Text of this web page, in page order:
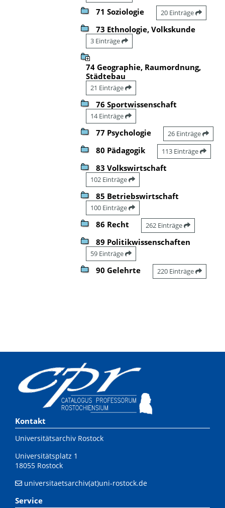
71 Soziologie 20 Einträge
73 Ethnologie, Volkskunde
3 Einträge
74 Geographie, Raumordnung,
Städtebau
21 Einträge
76 Sportwissenschaft
14 Einträge
77 Psychologie 26 Einträge
80 Pädagogik 113 Einträge
83 Volkswirtschaft
102 Einträge
85 Betriebswirtschaft
100 Einträge
86 Recht 262 Einträge
89 Politikwissenschaften
59 Einträge
90 Gelehrte 220 Einträge
Kontakt
Universitätsarchiv Rostock
Universitätsplatz 1
18055 Rostock
universitaetsarchiv(at)uni-rostock.de
Service